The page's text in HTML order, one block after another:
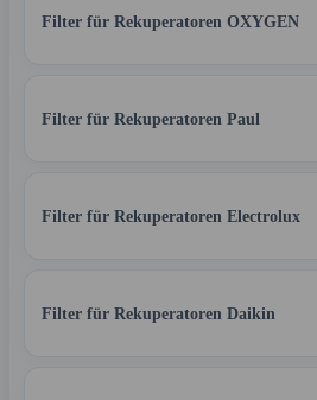
Filter für Rekuperatoren OXYGEN
Filter für Rekuperatoren Paul
Filter für Rekuperatoren Electrolux
Filter für Rekuperatoren Daikin